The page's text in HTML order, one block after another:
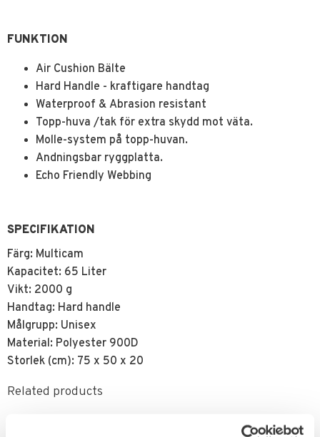
FUNKTION
Air Cushion Bälte
Hard Handle - kraftigare handtag
Waterproof & Abrasion resistant
Topp-huva /tak för extra skydd mot väta.
Molle-system på topp-huvan.
Andningsbar ryggplatta.
Echo Friendly Webbing
SPECIFIKATION
Färg: Multicam
Kapacitet: 65 Liter
Vikt: 2000 g
Handtag: Hard handle
Målgrupp: Unisex
Material: Polyester 900D
Storlek (cm): 75 x 50 x 20
Related products